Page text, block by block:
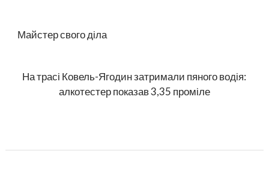
Майстер свого діла
На трасі Ковель-Ягодин затримали пяного водія:
алкотестер показав 3,35 проміле